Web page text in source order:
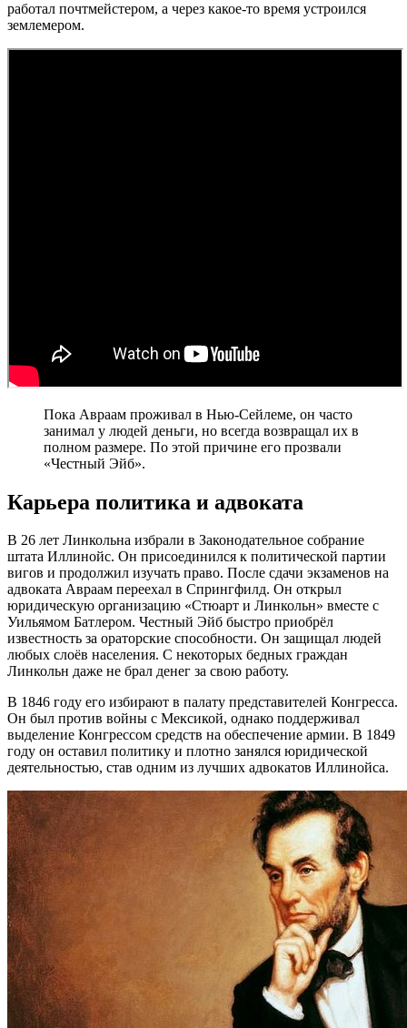
работал почтмейстером, а через какое-то время устроился
землемером.
Пока Авраам проживал в Нью-Сейлеме, он часто
занимал у людей деньги, но всегда возвращал их в
полном размере. По этой причине его прозвали
«Честный Эйб».
Карьера политика и адвоката
В 26 лет Линкольна избрали в Законодательное собрание
штата Иллинойс. Он присоединился к политической партии
вигов и продолжил изучать право. После сдачи экзаменов на
адвоката Авраам переехал в Спрингфилд. Он открыл
юридическую организацию «Стюарт и Линкольн» вместе с
Уильямом Батлером. Честный Эйб быстро приобрёл
известность за ораторские способности. Он защищал людей
любых слоёв населения. С некоторых бедных граждан
Линкольн даже не брал денег за свою работу.
В 1846 году его избирают в палату представителей Конгресса.
Он был против войны с Мексикой, однако поддерживал
выделение Конгрессом средств на обеспечение армии. В 1849
году он оставил политику и плотно занялся юридической
деятельностью, став одним из лучших адвокатов Иллинойса.